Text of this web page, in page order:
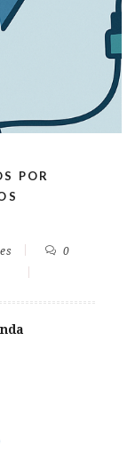
POR
0